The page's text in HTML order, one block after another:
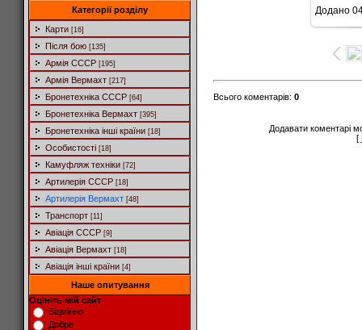
Категорії розділу
Карти [16]
Після бою [135]
Армія СССР [195]
Армія Вермахт [217]
Бронетехніка СССР [64]
Бронетехніка Вермахт [395]
Бронетехніка інші країни [18]
Особистості [18]
Камуфляж техніки [72]
Артилерія СССР [18]
Артилерія Вермахт [48]
Транспорт [11]
Авіація СССР [9]
Авіація Вермахт [18]
Авіація інші країни [4]
Наше опитування
Оцініть мій сайт
Відмінно
Добре
Додано
Всього коментарів: 0
Додавати коментарі
[